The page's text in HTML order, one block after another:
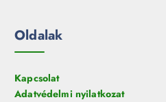
Oldalak
Kapcsolat
Adatvédelmi nyilatkozat